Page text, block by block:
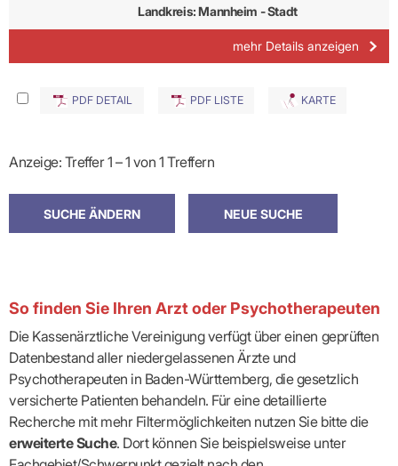
Landkreis: Mannheim - Stadt
mehr Details anzeigen
PDF DETAIL PDF LISTE KARTE
Anzeige: Treffer 1 – 1 von 1 Treffern
So finden Sie Ihren Arzt oder Psychotherapeuten
Die Kassenärztliche Vereinigung verfügt über einen geprüften
Datenbestand aller niedergelassenen Ärzte und
Psychotherapeuten in Baden-Württemberg, die gesetzlich
versicherte Patienten behandeln. Für eine detaillierte
Recherche mit mehr Filtermöglichkeiten nutzen Sie bitte die
erweiterte Suche. Dort können Sie beispielsweise unter